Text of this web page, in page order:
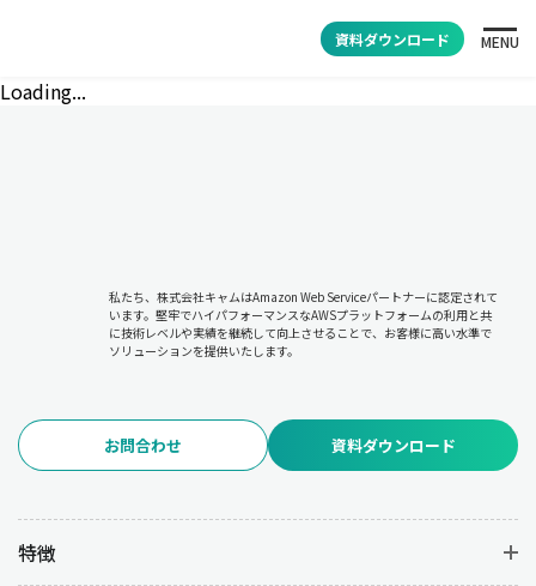
資料ダウンロード MENU
Loading...
私たち、株式会社キャムはAmazon Web Serviceパートナーに認定されて
います。堅牢でハイパフォーマンスなAWSプラットフォームの利用と共
に技術レベルや実績を継続して向上させることで、お客様に高い水準で
ソリューションを提供いたします。
お問合わせ 資料ダウンロード
特徴